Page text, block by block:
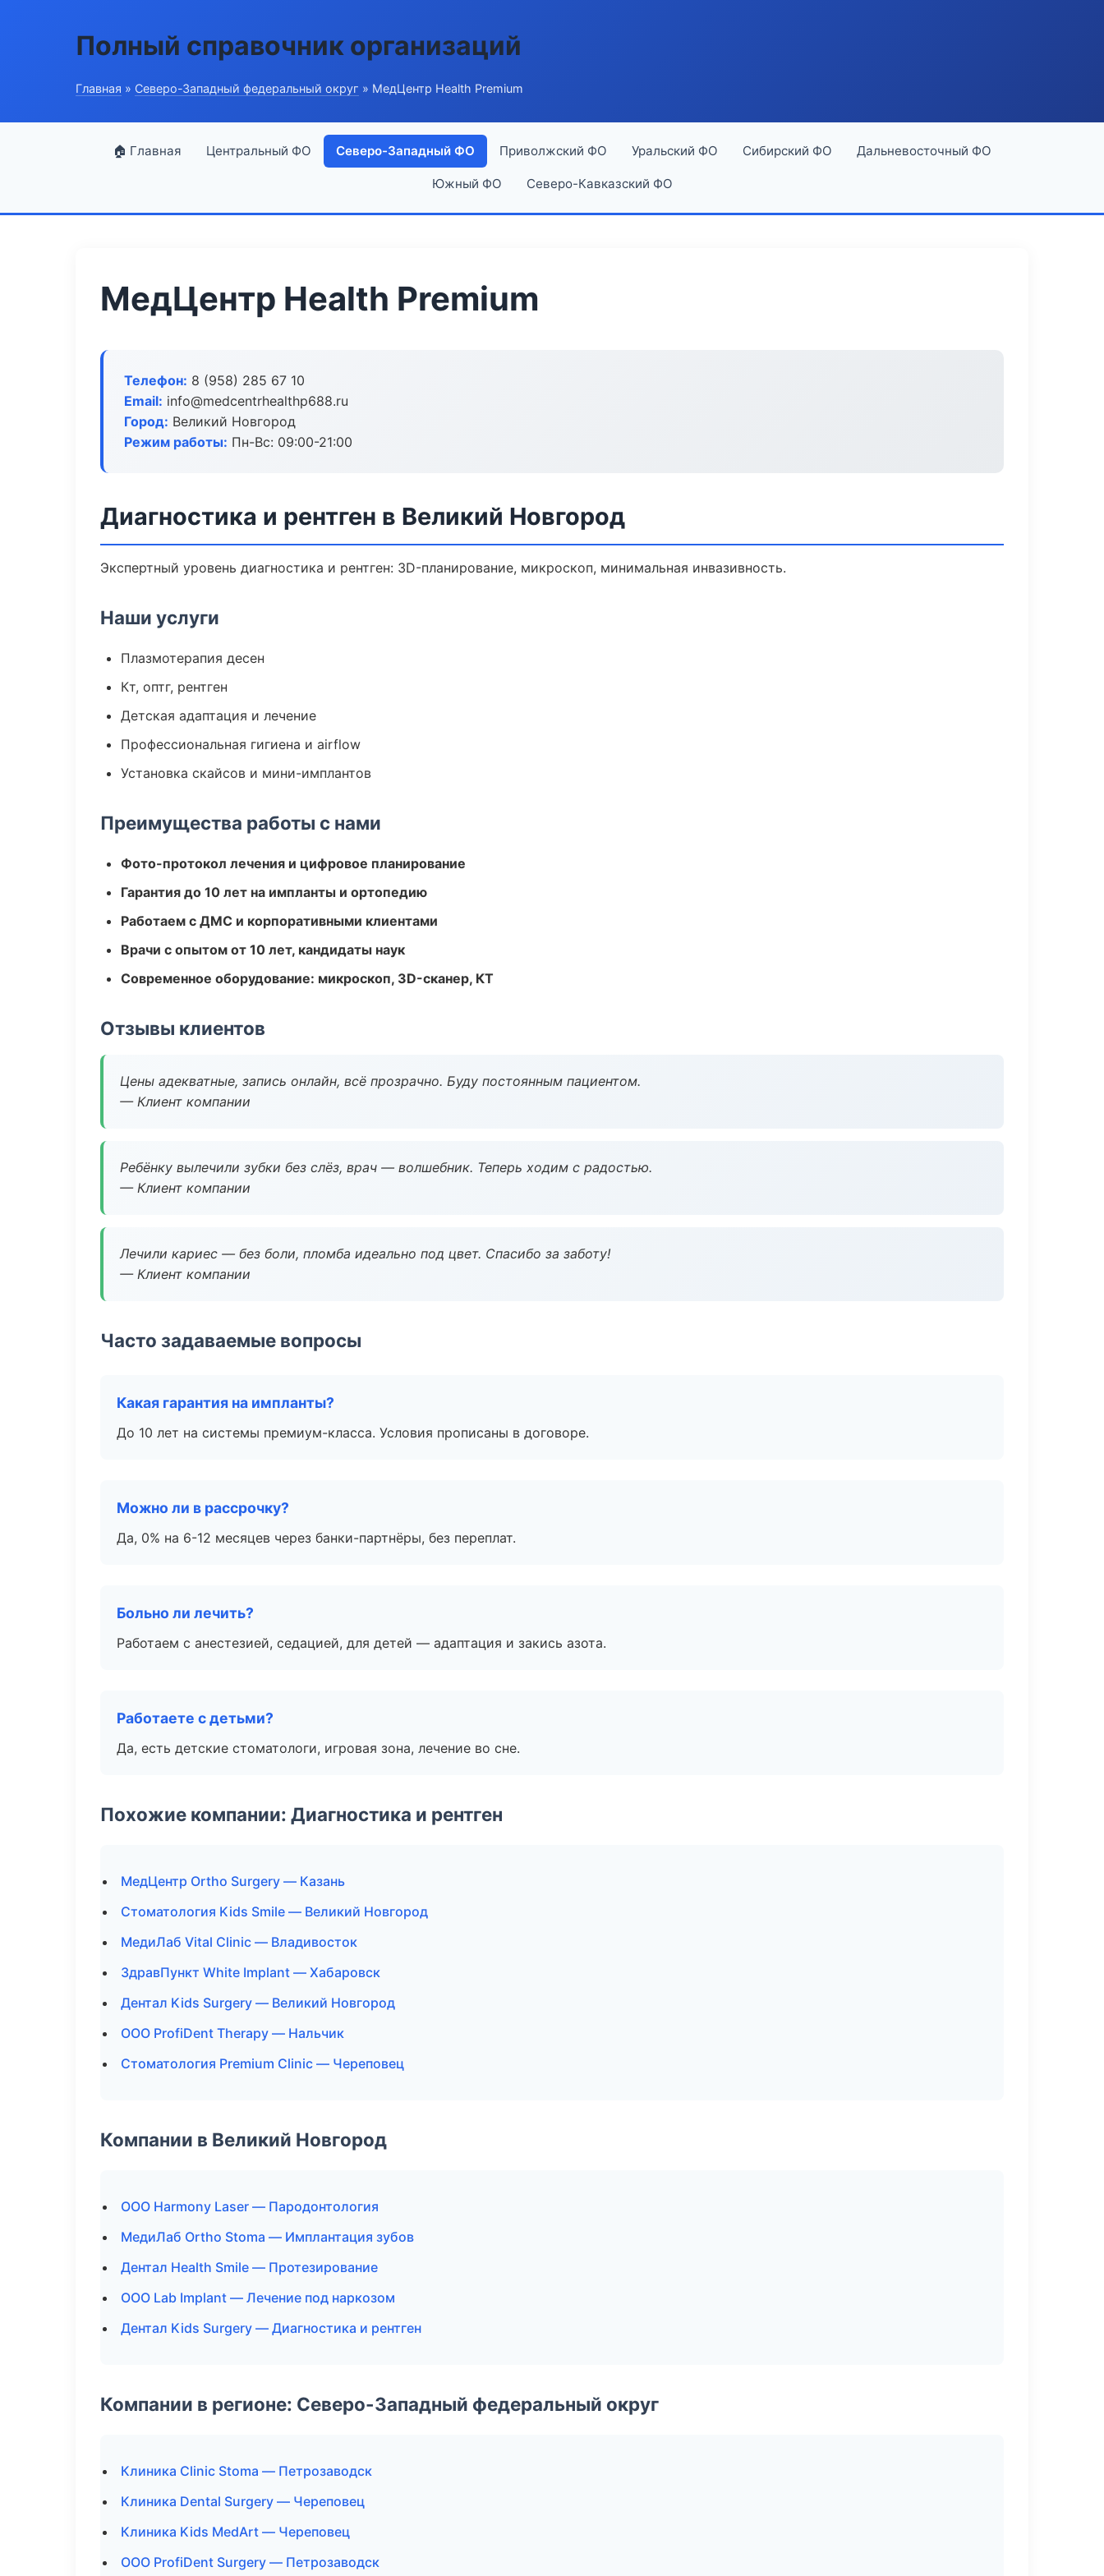
Полный справочник организаций
Главная » Северо-Западный федеральный округ » МедЦентр Health Premium
🏠 Главная Центральный ФО Северо-Западный ФО Приволжский ФО Уральский ФО Сибирский ФО Дальневосточный ФО
Южный ФО Северо-Кавказский ФО
МедЦентр Health Premium
Телефон: 8 (958) 285 67 10
Email: info@medcentrhealthp688.ru
Город: Великий Новгород
Режим работы: Пн-Вс: 09:00-21:00
Диагностика и рентген в Великий Новгород
Экспертный уровень диагностика и рентген: 3D-планирование, микроскоп, минимальная инвазивность.
Наши услуги
Плазмотерапия десен
Кт, оптг, рентген
Детская адаптация и лечение
Профессиональная гигиена и airflow
Установка скайсов и мини-имплантов
Преимущества работы с нами
Фото-протокол лечения и цифровое планирование
Гарантия до 10 лет на импланты и ортопедию
Работаем с ДМС и корпоративными клиентами
Врачи с опытом от 10 лет, кандидаты наук
Современное оборудование: микроскоп, 3D-сканер, КТ
Отзывы клиентов
Цены адекватные, запись онлайн, всё прозрачно. Буду постоянным пациентом.
— Клиент компании
Ребёнку вылечили зубки без слёз, врач — волшебник. Теперь ходим с радостью.
— Клиент компании
Лечили кариес — без боли, пломба идеально под цвет. Спасибо за заботу!
— Клиент компании
Часто задаваемые вопросы
Какая гарантия на импланты?
До 10 лет на системы премиум-класса. Условия прописаны в договоре.
Можно ли в рассрочку?
Да, 0% на 6-12 месяцев через банки-партнёры, без переплат.
Больно ли лечить?
Работаем с анестезией, седацией, для детей — адаптация и закись азота.
Работаете с детьми?
Да, есть детские стоматологи, игровая зона, лечение во сне.
Похожие компании: Диагностика и рентген
МедЦентр Ortho Surgery — Казань
Стоматология Kids Smile — Великий Новгород
МедиЛаб Vital Clinic — Владивосток
ЗдравПункт White Implant — Хабаровск
Дентал Kids Surgery — Великий Новгород
ООО ProfiDent Therapy — Нальчик
Стоматология Premium Clinic — Череповец
Компании в Великий Новгород
ООО Harmony Laser — Пародонтология
МедиЛаб Ortho Stoma — Имплантация зубов
Дентал Health Smile — Протезирование
ООО Lab Implant — Лечение под наркозом
Дентал Kids Surgery — Диагностика и рентген
Компании в регионе: Северо-Западный федеральный округ
Клиника Clinic Stoma — Петрозаводск
Клиника Dental Surgery — Череповец
Клиника Kids MedArt — Череповец
ООО ProfiDent Surgery — Петрозаводск